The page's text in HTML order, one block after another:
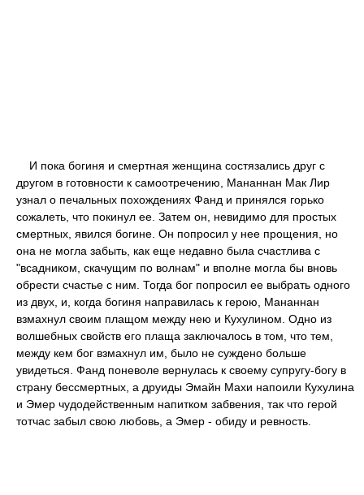
И пока богиня и смертная женщина состязались друг с
другом в готовности к самоотречению, Мананнан Мак Лир
узнал о печальных похождениях Фанд и принялся горько
сожалеть, что покинул ее. Затем он, невидимо для простых
смертных, явился богине. Он попросил у нее прощения, но
она не могла забыть, как еще недавно была счастлива с
"всадником, скачущим по волнам" и вполне могла бы вновь
обрести счастье с ним. Тогда бог попросил ее выбрать одного
из двух, и, когда богиня направилась к герою, Мананнан
взмахнул своим плащом между нею и Кухулином. Одно из
волшебных свойств его плаща заключалось в том, что тем,
между кем бог взмахнул им, было не суждено больше
увидеться. Фанд поневоле вернулась к своему cyпругу-богу в
страну бессмертных, а друиды Эмайн Махи напоили Кухулина
и Эмер чудодейственным напитком забвения, так что герой
тотчас забыл свою любовь, а Эмер - обиду и ревность.